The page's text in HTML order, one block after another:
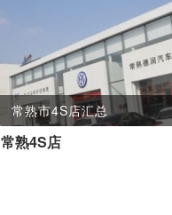
常熟市4S店汇总
常熟4S店